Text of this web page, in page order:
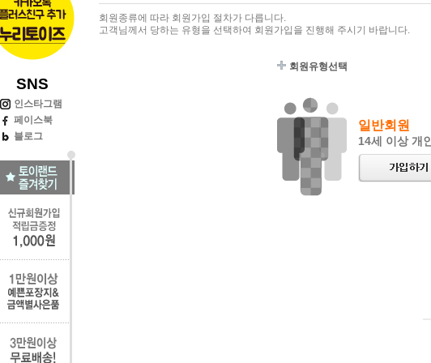
SNS
인스타그램
페이스북
블로그
회원종류에 따라 회원가입 절차가 다릅니다.
고객님께서 당하는 유형을 선택하여 회원가입을 진행해 주시기 바랍니다.
회원유형선택
일반회원
14세 이상 개인